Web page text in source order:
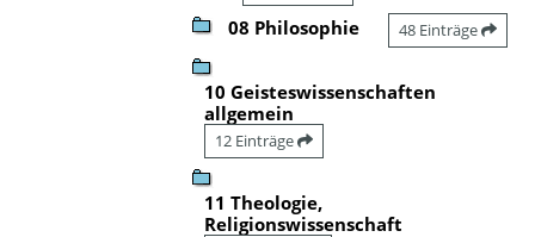
08 Philosophie 48 Einträge
10 Geisteswissenschaften
allgemein
12 Einträge
11 Theologie,
Religionswissenschaft